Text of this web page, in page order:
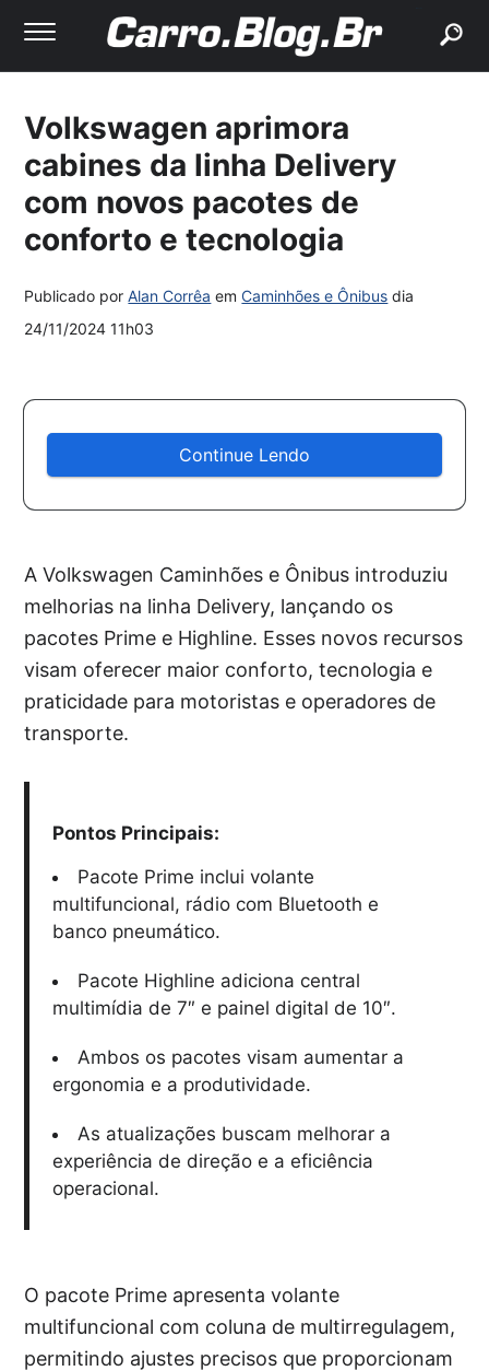
Volkswagen aprimora
cabines da linha Delivery
com novos pacotes de
conforto e tecnologia
Publicado porAlan Corrêa emCaminhões e Ônibus dia
24/11/2024 11h03
Continue Lendo
A Volkswagen Caminhões e Ônibus introduziu
melhorias na linha Delivery, lançando os
pacotes Prime e Highline. Esses novos recursos
visam oferecer maior conforto, tecnologia e
praticidade para motoristas e operadores de
transporte.
Pontos Principais:
Pacote Prime inclui volante
multifuncional, rádio com Bluetooth e
banco pneumático.
Pacote Highline adiciona central
multimídia de 7″ e painel digital de 10″.
Ambos os pacotes visam aumentar a
ergonomia e a produtividade.
As atualizações buscam melhorar a
experiência de direção e a eficiência
operacional.
O pacote Prime apresenta volante
multifuncional com coluna de multirregulagem,
permitindo ajustes precisos que proporcionam